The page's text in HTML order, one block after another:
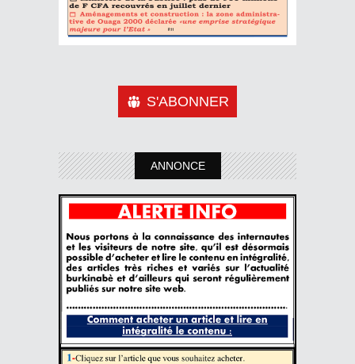
S'ABONNER
ANNONCE